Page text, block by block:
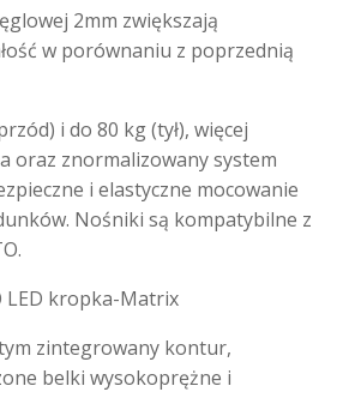
2mm zwiększają
w porównaniu z poprzednią
i do 80 kg (tył), więcej
oraz znormalizowany system
i elastyczne mocowanie
Nośniki są kompatybilne z
LED kropka-Matrix
zintegrowany kontur,
belki wysokoprężne i